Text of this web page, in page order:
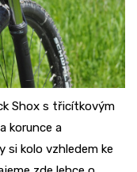
Shox s třicítkovým
korunce a
si kolo vzhledem ke